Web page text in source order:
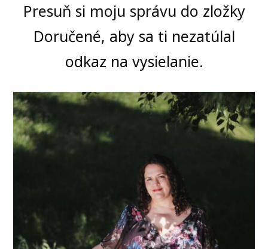
Presuň si moju správu do zložky
Doručené, aby sa ti nezatúlal
odkaz na vysielanie.